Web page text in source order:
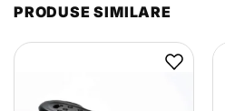
PRODUSE SIMILARE